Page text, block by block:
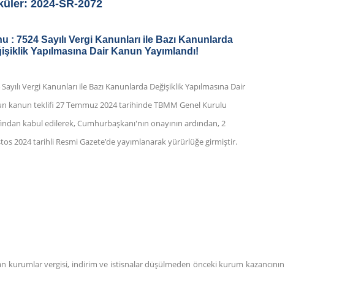
2024-SR-2072
: 7524 Sayılı Vergi Kanunları ile Bazı Kanunlarda
Yapılmasına Dair Kanun Yayımlandı!
Vergi Kanunları ile Bazı Kanunlarda Değişiklik Yapılmasına Dair
kanun teklifi 27 Temmuz 2024 tarihinde TBMM Genel Kurulu
kabul edilerek, Cumhurbaşkanı'nın onayının ardından, 2
2024 tarihli Resmi Gazete’de yayımlanarak yürürlüğe girmiştir.
kurumlar vergisi, indirim ve istisnalar düşülmeden önceki kurum kazancının